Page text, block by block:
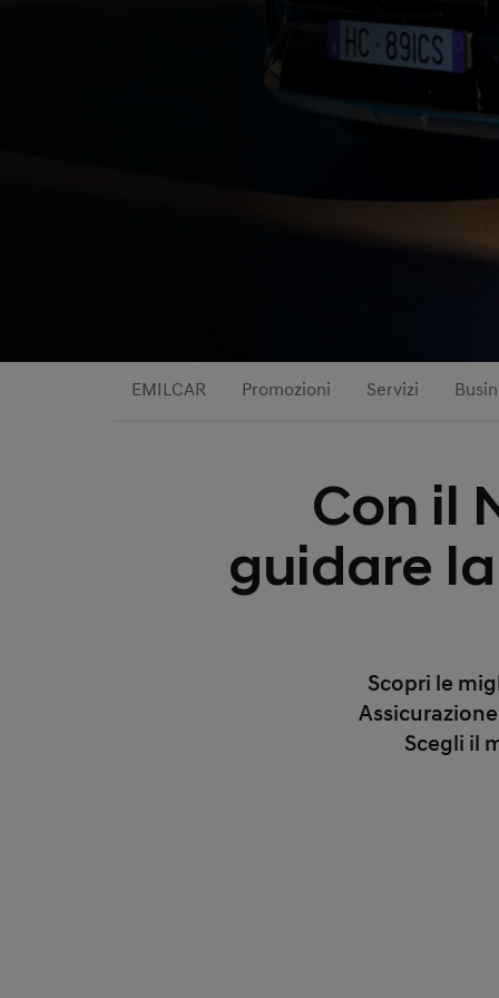
EMILCAR Promozioni Servizi
Con il
guidare
Scopri le
Scegli il